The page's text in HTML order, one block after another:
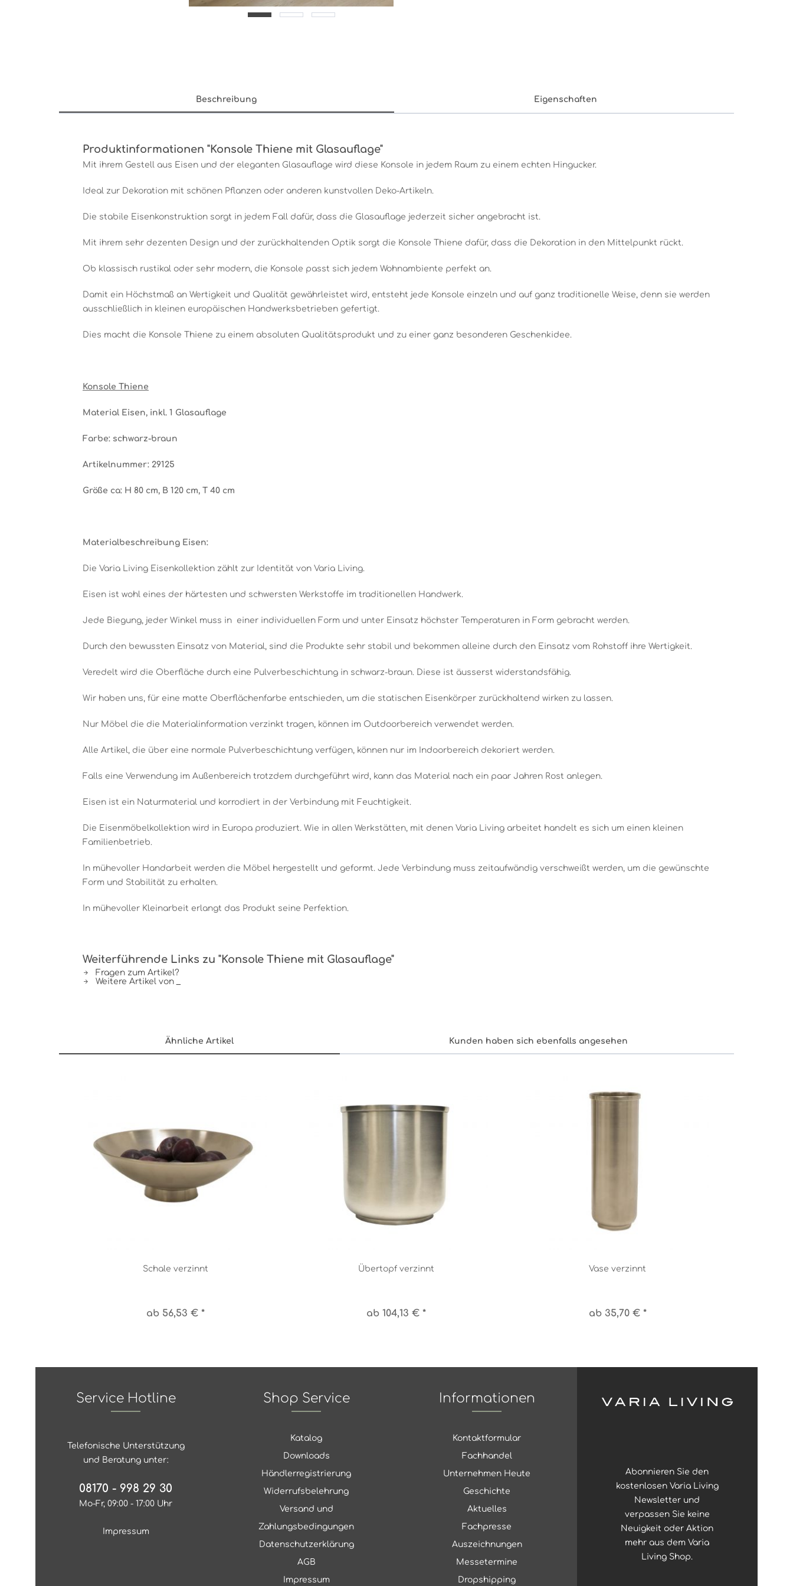
Beschreibung Eigenschaften
Produktinformationen "Konsole Thiene mit Glasauflage"
Mit ihrem Gestell aus Eisen und der eleganten Glasauflage wird diese Konsole in jedem Raum zu einem echten Hingucker.
Ideal zur Dekoration mit schönen Pflanzen oder anderen kunstvollen Deko-Artikeln.
Die stabile Eisenkonstruktion sorgt in jedem Fall dafür, dass die Glasauflage jederzeit sicher angebracht ist.
Mit ihrem sehr dezenten Design und der zurückhaltenden Optik sorgt die Konsole Thiene dafür, dass die Dekoration in den Mittelpunkt rückt.
Ob klassisch rustikal oder sehr modern, die Konsole passt sich jedem Wohnambiente perfekt an.
Damit ein Höchstmaß an Wertigkeit und Qualität gewährleistet wird, entsteht jede Konsole einzeln und auf ganz traditionelle Weise, denn sie werden
ausschließlich in kleinen europäischen Handwerksbetrieben gefertigt.
Dies macht die Konsole Thiene zu einem absoluten Qualitätsprodukt und zu einer ganz besonderen Geschenkidee.
Konsole Thiene
Material Eisen, inkl. 1 Glasauflage
Farbe: schwarz-braun
Artikelnummer: 29125
Größe ca: H 80 cm, B 120 cm, T 40 cm
Materialbeschreibung Eisen:
Die Varia Living Eisenkollektion zählt zur Identität von Varia Living.
Eisen ist wohl eines der härtesten und schwersten Werkstoffe im traditionellen Handwerk.
Jede Biegung, jeder Winkel muss in einer individuellen Form und unter Einsatz höchster Temperaturen in Form gebracht werden.
Durch den bewussten Einsatz von Material, sind die Produkte sehr stabil und bekommen alleine durch den Einsatz vom Rohstoff ihre Wertigkeit.
Veredelt wird die Oberfläche durch eine Pulverbeschichtung in schwarz-braun. Diese ist äusserst widerstandsfähig.
Wir haben uns, für eine matte Oberflächenfarbe entschieden, um die statischen Eisenkörper zurückhaltend wirken zu lassen.
Nur Möbel die die Materialinformation verzinkt tragen, können im Outdoorbereich verwendet werden.
Alle Artikel, die über eine normale Pulverbeschichtung verfügen, können nur im Indoorbereich dekoriert werden.
Falls eine Verwendung im Außenbereich trotzdem durchgeführt wird, kann das Material nach ein paar Jahren Rost anlegen.
Eisen ist ein Naturmaterial und korrodiert in der Verbindung mit Feuchtigkeit.
Die Eisenmöbelkollektion wird in Europa produziert. Wie in allen Werkstätten, mit denen Varia Living arbeitet handelt es sich um einen kleinen
Familienbetrieb.
In mühevoller Handarbeit werden die Möbel hergestellt und geformt. Jede Verbindung muss zeitaufwändig verschweißt werden, um die gewünschte
Form und Stabilität zu erhalten.
In mühevoller Kleinarbeit erlangt das Produkt seine Perfektion.
Weiterführende Links zu "Konsole Thiene mit Glasauflage"
Fragen zum Artikel?
Weitere Artikel von _
Ähnliche Artikel Kunden haben sich ebenfalls angesehen
Schale verzinnt
ab 56,53 € *
Übertopf verzinnt
ab 104,13 € *
Vase verzinnt
ab 35,70 € *
Service Hotline
Telefonische Unterstützung
und Beratung unter:
08170 - 998 29 30
Mo-Fr, 09:00 - 17:00 Uhr
Impressum
Shop Service
Katalog
Downloads
Händlerregistrierung
Widerrufsbelehrung
Versand und
Zahlungsbedingungen
Datenschutzerklärung
AGB
Impressum
Informationen
Kontaktformular
Fachhandel
Unternehmen Heute
Geschichte
Aktuelles
Fachpresse
Auszeichnungen
Messetermine
Dropshipping
Abonnieren Sie den
kostenlosen Varia Living
Newsletter und
verpassen Sie keine
Neuigkeit oder Aktion
mehr aus dem Varia
Living Shop.